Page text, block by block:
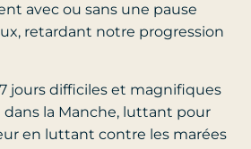
avec ou sans une pause
retardant notre progression
jours difficiles et magnifiques
la Manche, luttant pour
en luttant contre les marées